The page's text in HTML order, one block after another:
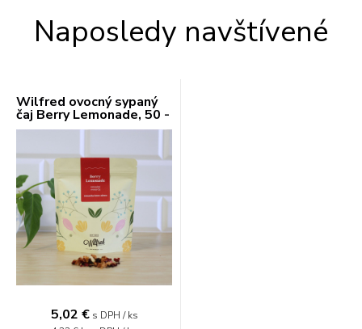
Naposledy navštívené
Wilfred ovocný sypaný
čaj Berry Lemonade, 50 -
250 g
5,02 € s DPH / ks